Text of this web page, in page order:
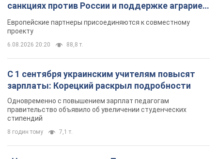
санкциях против России и поддержке аграриев.
Видео
Европейские партнеры присоединяются к совместному
проекту
6.08.2026 20:20 88,8 т.
С 1 сентября украинским учителям повысят
зарплаты: Корецкий раскрыл подробности
Одновременно с повышением зарплат педагогам
правительство объявило об увеличении студенческих
стипендий
8 годин тому 7,1 т.